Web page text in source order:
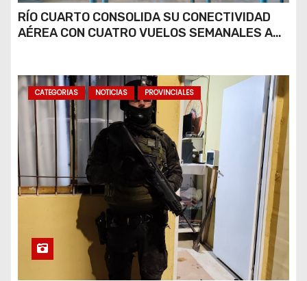
RÍO CUARTO CONSOLIDA SU CONECTIVIDAD
AÉREA CON CUATRO VUELOS SEMANALES A
CATEGORIAS NOTICIAS PROVINCIALES